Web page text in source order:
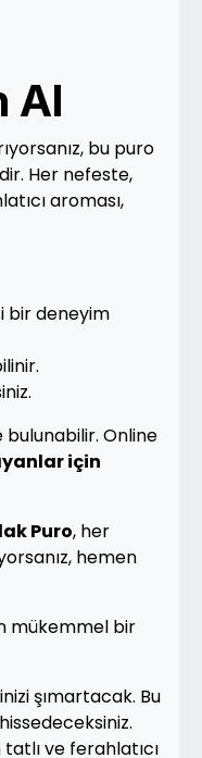
Al
bu puro
Her nefeste,
aroması,
bir deneyim
Online
için
Puro, her
hemen
mükemmel bir
şımartacak. Bu
ve ferahlatıcı